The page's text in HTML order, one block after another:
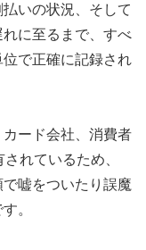
いの状況、そして
に至るまで、すべ
で正確に記録され
ード会社、消費者
れているため、
嘘をついたり誤魔
。